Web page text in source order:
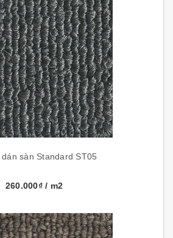
sàn Standard ST05
260.000₫/ m2